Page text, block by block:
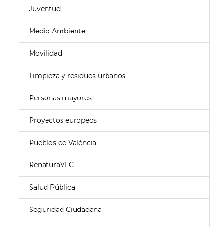
Juventud
Medio Ambiente
Movilidad
Limpieza y residuos urbanos
Personas mayores
Proyectos europeos
Pueblos de València
RenaturaVLC
Salud Pública
Seguridad Ciudadana